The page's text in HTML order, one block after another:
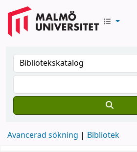
Avancerad sökning Bibliotek